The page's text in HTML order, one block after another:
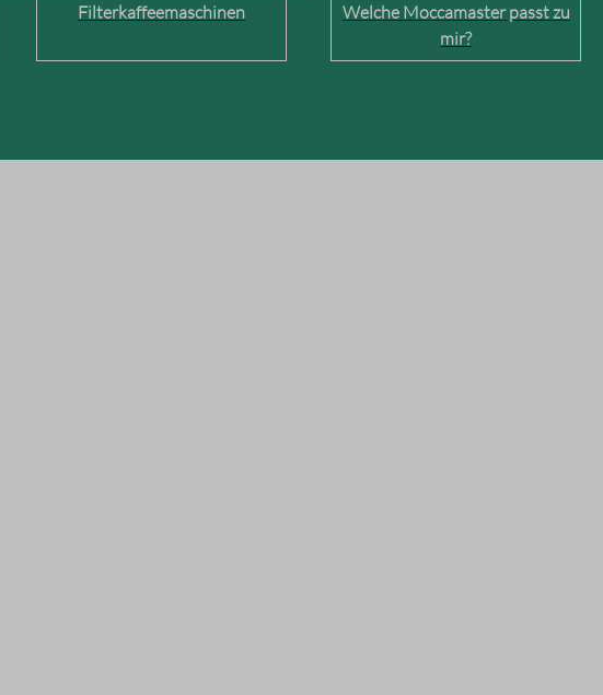
Filterkaffeemaschinen
Welche Moccamaster passt zu
mir?